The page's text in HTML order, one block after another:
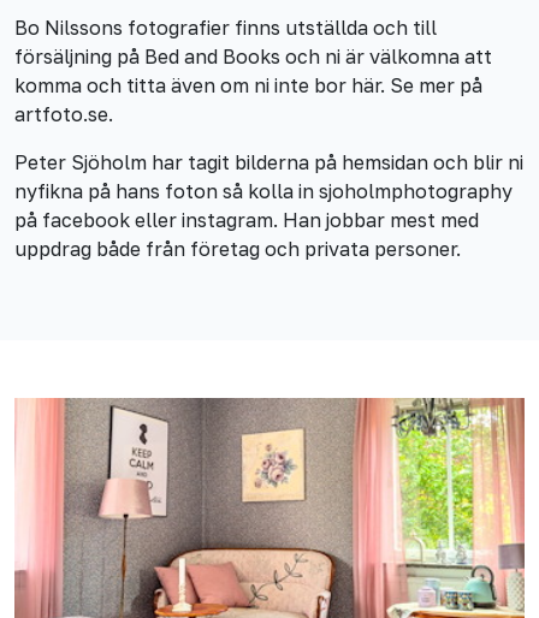
Bo Nilssons fotografier finns utställda och till
försäljning på Bed and Books och ni är välkomna att
komma och titta även om ni inte bor här. Se mer på
artfoto.se.
Peter Sjöholm har tagit bilderna på hemsidan och blir ni
nyfikna på hans foton så kolla in sjoholmphotography
på facebook eller instagram. Han jobbar mest med
uppdrag både från företag och privata personer.